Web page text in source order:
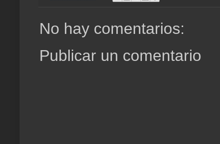
No hay comentarios:
Publicar un comentario